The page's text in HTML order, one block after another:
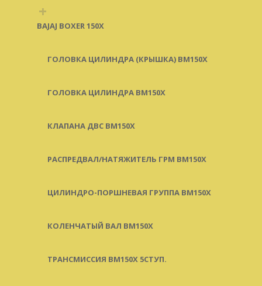
+
BAJAJ BOXER 150X
ГОЛОВКА ЦИЛИНДРА (КРЫШКА) BM150X
ГОЛОВКА ЦИЛИНДРА BM150X
КЛАПАНА ДВС BM150X
РАСПРЕДВАЛ/НАТЯЖИТЕЛЬ ГРМ BM150X
ЦИЛИНДРО-ПОРШНЕВАЯ ГРУППА BM150X
КОЛЕНЧАТЫЙ ВАЛ BM150X
ТРАНСМИССИЯ BM150X 5СТУП.